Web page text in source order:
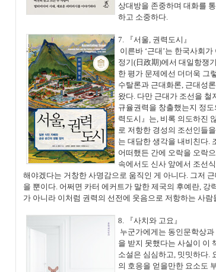
상대방을 존중하며 대화를
하고 소중하다.
7. 『서울, 권력도시 』
이른바 ‘근대 ’는 한국사회가
정기( 日政期)에서 대일항쟁
한 평가 문제에선 더더욱 그
수탈론과 근대화론, 근대성
왔다. 다만 근대가 조선을 철
규율권력을 창출했는지 정
력도시 』 는, 비록 의도하진
로 저항한 경성의 조선인들
는 대담한 생각을 내비친다.
어떠했든 간에 오락을 오락
속에서도 신사 앞에서 조선
해야겠다는 거창한 사명감으로 움직인 게 아니다. 그저
을 뿐이다. 어쩌면 카터 에커트가 말한 제국의 후예란, 강
가 아니라 이처럼 권력의 선전에 웃음으로 저항하는 사
8. 『사치와 고요』
누군가에게는 동인문학상
을 받지 못했다는 사실이 이
소설은 심심하고, 밋밋하다.
의 호응을 얻을만한 요소도